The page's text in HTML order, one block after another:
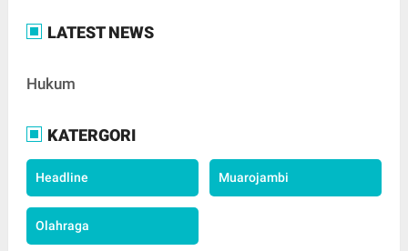
LATEST NEWS
Hukum
KATERGORI
Headline Muarojambi
Olahraga